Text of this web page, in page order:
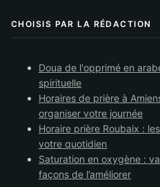
CHOISIS PAR LA RÉDACTION
Doua de l'opprimé en
spirituelle
Horaires de prière à
organiser votre journée
Horaire prière Roubaix :
votre quotidien
Saturation en oxygène :
façons de l’améliorer